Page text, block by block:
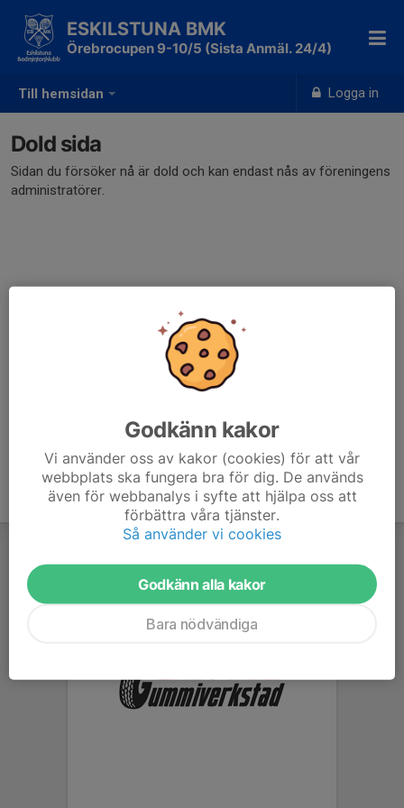
Till hemsidan Logga in
ESKILSTUNA BMK
Örebrocupen 9-10/5 (Sista Anmäl. 24/4)
Dold sida
Sidan du försöker nå är dold och kan endast nås av föreningens
administratörer.
Godkänn kakor
Vi använder oss av kakor (cookies) för att vår
webbplats ska fungera bra för dig. De används
även för webbanalys i syfte att hjälpa oss att
förbättra våra tjänster.
Så använder vi cookies
Godkänn alla kakor
Bara nödvändiga